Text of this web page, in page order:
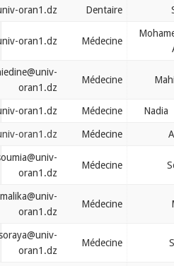
benaouf.souad@univ-oran1.dz
benaoum.senouci@univ-oran1.dz
benarbia.mahiedine@univ-
benatta.nadia@univ-oran1.dz
benazi.ahmed@univ-oran1.dz
benbernou.soumia@univ-
benbouabdellah.malika@univ-
benchaoulia.soraya@univ-